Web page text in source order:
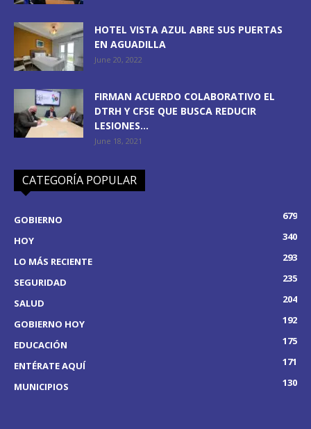
HOTEL VISTA AZUL ABRE SUS PUERTAS
EN AGUADILLA
June 20, 2022
FIRMAN ACUERDO COLABORATIVO EL
DTRH Y CFSE QUE BUSCA REDUCIR
LESIONES...
June 18, 2021
CATEGORÍA POPULAR
GOBIERNO
679
HOY
340
LO MÁS RECIENTE
293
SEGURIDAD
235
SALUD
204
GOBIERNO HOY
192
EDUCACIÓN
175
ENTÉRATE AQUÍ
171
MUNICIPIOS
130